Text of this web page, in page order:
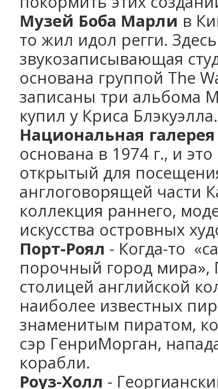
Музей Боба Марли в
то жил идол регги.
звукозаписывающая
основана группой The
записаны три альбома
купил у Криса Блэкуэлла.
Национальная
основана в 1974 г., и
открытый для
англоговорящей части
коллекция раннего,
искусства островных
Порт-Роял - Когда-то
порочный город мира»,
столицей английской
наиболее известных
знаменитым пиратом,
сэр ГенриМорган,
корабли.
Роуз-Холл -